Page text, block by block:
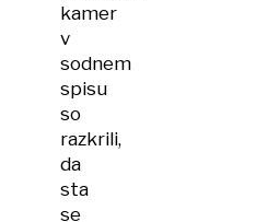
kamer
v
sodnem
spisu
so
razkrili,
da
sta
se